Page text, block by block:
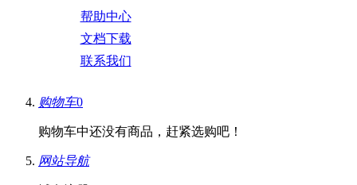
帮助中心
文档下载
联系我们
购物车0
购物车中还没有商品，赶紧选购吧！
网站导航